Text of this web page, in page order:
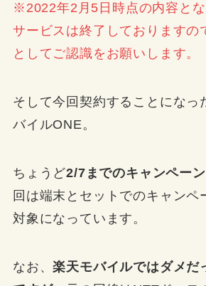
※2022年2月5日時点の内容と
サービスは終了しておりますの
としてご認識をお願いします。
そして今回契約することになっ
バイルONE。
ちょうど2/7までのキャンペー
回は端末とセットでのキャンペ
対象になっています。
なお、楽天モバイルではダメだ